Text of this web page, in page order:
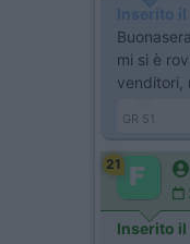
Inserito il
Buonasera,
mi si è
venditori,
GR 51
21
Inserito il